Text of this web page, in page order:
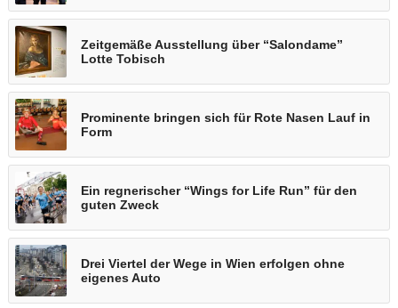
Zeitgemäße Ausstellung über “Salondame”
Lotte Tobisch
Prominente bringen sich für Rote Nasen Lauf in
Form
Ein regnerischer “Wings for Life Run” für den
guten Zweck
Drei Viertel der Wege in Wien erfolgen ohne
eigenes Auto